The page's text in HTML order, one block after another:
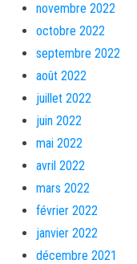
novembre 2022
octobre 2022
septembre 2022
août 2022
juillet 2022
juin 2022
mai 2022
avril 2022
mars 2022
février 2022
janvier 2022
décembre 2021